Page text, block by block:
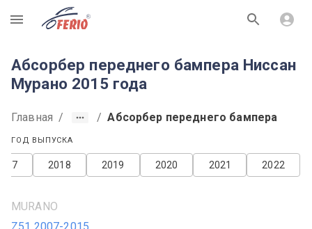
R
Абсорбер переднего бампера Ниссан
Мурано 2015 года
Главная / / Абсорбер переднего бампера
ГОД ВЫПУСКА
2022
2021
2020
2019
2018
MURANO